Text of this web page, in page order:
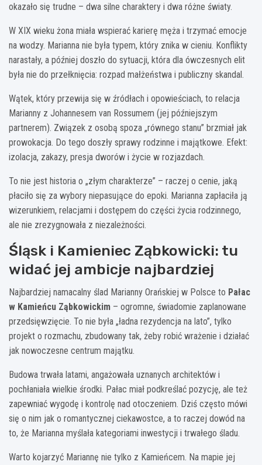
okazało się trudne – dwa silne charaktery i dwa różne światy.
W XIX wieku żona miała wspierać karierę męża i trzymać emocje
na wodzy. Marianna nie była typem, który znika w cieniu. Konflikty
narastały, a później doszło do sytuacji, która dla ówczesnych elit
była nie do przełknięcia: rozpad małżeństwa i publiczny skandal.
Wątek, który przewija się w źródłach i opowieściach, to relacja
Marianny z Johannesem van Rossumem (jej późniejszym
partnerem). Związek z osobą spoza „równego stanu” brzmiał jak
prowokacja. Do tego doszły sprawy rodzinne i majątkowe. Efekt:
izolacja, zakazy, presja dworów i życie w rozjazdach.
To nie jest historia o „złym charakterze” – raczej o cenie, jaką
płaciło się za wybory niepasujące do epoki. Marianna zapłaciła ją
wizerunkiem, relacjami i dostępem do części życia rodzinnego,
ale nie zrezygnowała z niezależności.
Śląsk i Kamieniec Ząbkowicki: tu
widać jej ambicje najbardziej
Najbardziej namacalny ślad Marianny Orańskiej w Polsce to Pałac
w Kamieńcu Ząbkowickim – ogromne, świadomie zaplanowane
przedsięwzięcie. To nie była „ładna rezydencja na lato”, tylko
projekt o rozmachu, zbudowany tak, żeby robić wrażenie i działać
jak nowoczesne centrum majątku.
Budowa trwała latami, angażowała uznanych architektów i
pochłaniała wielkie środki. Pałac miał podkreślać pozycję, ale też
zapewniać wygodę i kontrolę nad otoczeniem. Dziś często mówi
się o nim jak o romantycznej ciekawostce, a to raczej dowód na
to, że Marianna myślała kategoriami inwestycji i trwałego śladu.
Warto kojarzyć Mariannę nie tylko z Kamieńcem. Na mapie jej